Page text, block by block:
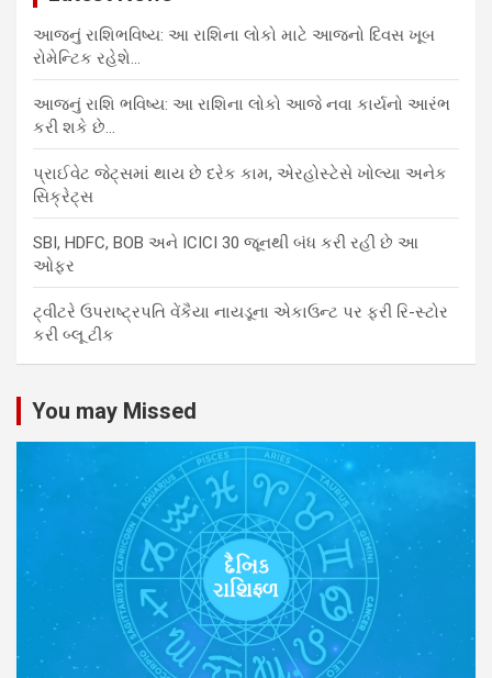
આજનું રાશિભવિષ્ય: આ રાશિના લોકો માટે આજનો દિવસ ખૂબ
રોમેન્ટિક રહેશે…
આજનું રાશિ ભવિષ્ય: આ રાશિના લોકો આજે નવા કાર્યનો આરંભ
કરી શકે છે…
પ્રાઈવેટ જેટ્સમાં થાય છે દરેક કામ, એરહોસ્ટેસે ખોલ્યા અનેક
સિક્રેટ્સ
SBI, HDFC, BOB અને ICICI 30 જૂનથી બંધ કરી રહી છે આ
ઓફર
ટ્વીટરે ઉપરાષ્ટ્રપતિ વેંકૈયા નાયડૂના એકાઉન્ટ પર ફરી રિ-સ્ટોર
કરી બ્લૂ ટીક
You may Missed